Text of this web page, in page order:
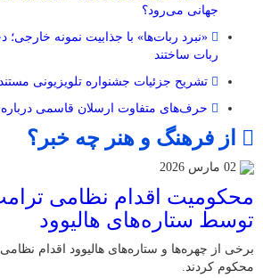
جهانی می‌رود؟
«نبرد ربات‌ها» با جذابیت نمونه خارجی؛
ربات ساختند
تشریح جزئیات جشنواره‌ تلویزیونی
حرف‌های متفاوت ارسلان قاسمی درباره
از فرهنگ و هنر چه خبر؟
02 مارس 2026
محکومیت اقدام نظامی
توسط ستاره‌های هالیوود
برخی از چهره‌ها و ستاره‌های هالیوود اقدام
محکوم کردند.